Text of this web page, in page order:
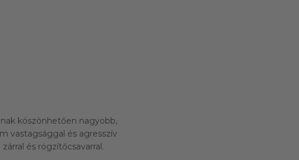
köszönhetően nagyobb,
vastagsággal és agresszív
és rögzítőcsavarral.